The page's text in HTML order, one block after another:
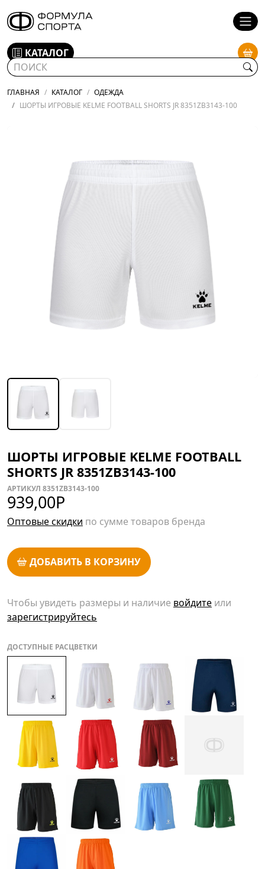
КАТАЛОГ
ГЛАВНАЯ КАТАЛОГ
ОДЕЖДА
ШОРТЫ ИГРОВЫЕ KELME FOOTBALL SHORTS JR 8351ZB3143-100
ШОРТЫ ИГРОВЫЕ KELME FOOTBALL
SHORTS JR 8351ZB3143-100
АРТИКУЛ 8351ZB3143-100
939,00Р
Оптовые скидки по сумме товаров бренда
ДОБАВИТЬ В КОРЗИНУ
Чтобы увидеть размеры и наличие войдите или
зарегистрируйтесь
ДОСТУПНЫЕ РАСЦВЕТКИ